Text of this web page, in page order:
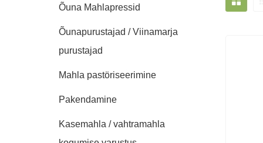
Õuna Mahlapressid
Õunapurustajad / Viinamarja
purustajad
Mahla pastöriseerimine
Pakendamine
Kasemahla / vahtramahla